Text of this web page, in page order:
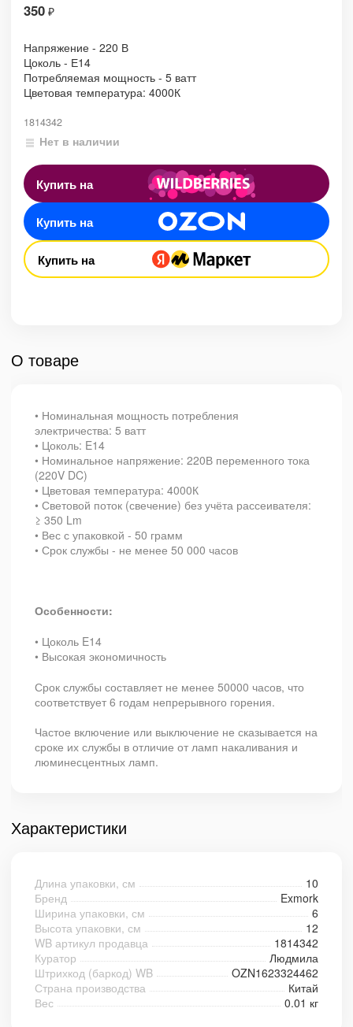
350 ₽
Напряжение - 220 В
Цоколь - Е14
Потребляемая мощность - 5 ватт
Цветовая температура: 4000К
1814342
Нет в наличии
Купить на
Купить на
Купить на
О товаре
• Номинальная мощность потребления
электричества: 5 ватт
• Цоколь: E14
• Номинальное напряжение: 220В переменного тока
(220V DC)
• Цветовая температура: 4000К
• Световой поток (свечение) без учёта рассеивателя:
≥ 350 Lm
• Вес с упаковкой - 50 грамм
• Срок службы - не менее 50 000 часов
Особенности:
• Цоколь E14
• Высокая экономичность
Срок службы составляет не менее 50000 часов, что
соответствует 6 годам непрерывного горения.
Частое включение или выключение не сказывается на
сроке их службы в отличие от ламп накаливания и
люминесцентных ламп.
Характеристики
Длина упаковки, см
10
Бренд
Exmork
Ширина упаковки, см
6
Высота упаковки, см
12
WB артикул продавца
1814342
Куратор
Людмила
Штрихкод (баркод) WB
OZN1623324462
Страна производства
Китай
Вес
0.01 кг